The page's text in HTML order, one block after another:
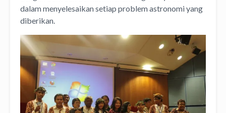
dalam menyelesaikan setiap problem astronomi yang
diberikan.